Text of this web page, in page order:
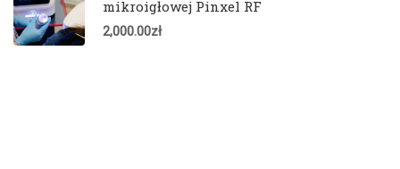
mikroigłowej Pinxel RF
2,000.00zł